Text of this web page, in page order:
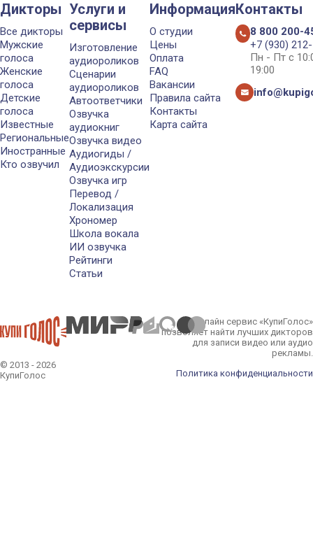
Дикторы
Все дикторы
Мужские
голоса
Женские
голоса
Детские
голоса
Известные
Региональные
Иностранные
Кто озвучил
Услуги и
сервисы
Изготовление
аудиороликов
Сценарии
аудиороликов
Автоответчики
Озвучка
аудиокниг
Озвучка видео
Аудиогиды /
Аудиоэкскурсии
Озвучка игр
Перевод /
Локализация
Хрономер
Школа вокала
ИИ озвучка
Рейтинги
Статьи
Информация
О студии
Цены
Оплата
FAQ
Вакансии
Правила сайта
Контакты
Карта сайта
Контакты
8 800 200-
+7 (930)
Пн - Пт с
19:00
© 2013 - 2026
КупиГолос
Онлайн сервис «КупиГолос»
позволяет найти лучших дикторов
для записи видео или аудио
рекламы.
Политика конфиденциальности